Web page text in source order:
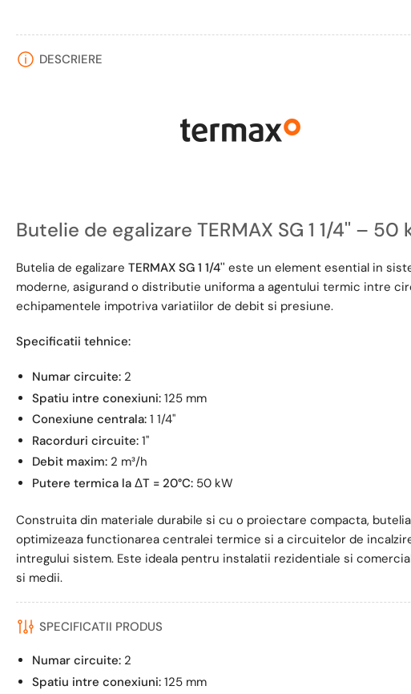
DESCRIERE
Butelie de egalizare TERMAX SG 1 1/4'' –
Butelia de egalizare TERMAX SG 1 1/4'' este un element esential in
moderne, asigurand o distributie uniforma a agentului termic intre
echipamentele impotriva variatiilor de debit si presiune.
Specificatii tehnice:
Numar circuite: 2
Spatiu intre conexiuni: 125 mm
Conexiune centrala: 1 1/4''
Racorduri circuite: 1''
Debit maxim: 2 m³/h
Putere termica la ΔT = 20°C: 50 kW
Construita din materiale durabile si cu o proiectare compacta, butelia
optimizeaza functionarea centralei termice si a circuitelor de
intregului sistem. Este ideala pentru instalatii rezidentiale si
si medii.
SPECIFICATII PRODUS
Numar circuite: 2
Spatiu intre conexiuni: 125 mm